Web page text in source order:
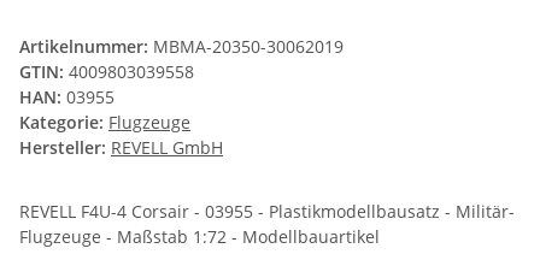
Artikelnummer: MBMA-20350-30062019
GTIN: 4009803039558
HAN: 03955
Kategorie: Flugzeuge
Hersteller: REVELL GmbH
REVELL F4U-4 Corsair - 03955 - Plastikmodellbausatz - Militär-
Flugzeuge - Maßstab 1:72 - Modellbauartikel